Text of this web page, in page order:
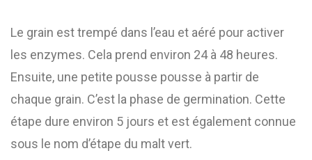
Le grain est trempé dans l’eau et aéré pour activer
les enzymes. Cela prend environ 24 à 48 heures.
Ensuite, une petite pousse pousse à partir de
chaque grain. C’est la phase de germination. Cette
étape dure environ 5 jours et est également connue
sous le nom d’étape du malt vert.